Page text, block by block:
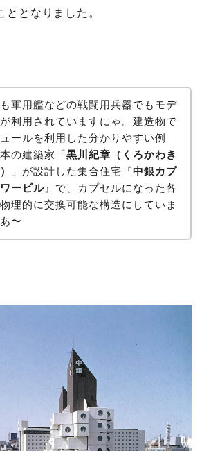
ととなりました。
軍用艦などの戦闘用兵器でもモデ
利用されていますにゃ。建造物で
ールを利用した分かりやすい例
の建築家「 黒川紀章（くろかわき
」が設計した集合住宅『中銀カプ
ービル』で、カプセルになった各
理的に交換可能な構造にしていま
〜